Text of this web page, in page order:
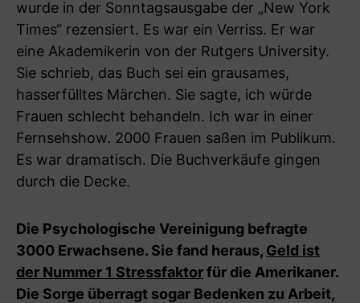
wurde in der Sonntagsausgabe der „New York
Times“ rezensiert. Es war ein Verriss. Er war
eine Akademikerin von der Rutgers University.
Sie schrieb, das Buch sei ein grausames,
hasserfülltes Märchen. Sie sagte, ich würde
Frauen schlecht behandeln. Ich war in einer
Fernsehshow. 2000 Frauen saßen im Publikum.
Es war dramatisch. Die Buchverkäufe gingen
durch die Decke.
Die Psychologische Vereinigung befragte
3000 Erwachsene. Sie fand heraus, Geld ist
der Nummer 1 Stressfaktorfür die Amerikaner.
Die Sorge überragt sogar Bedenken zu Arbeit,